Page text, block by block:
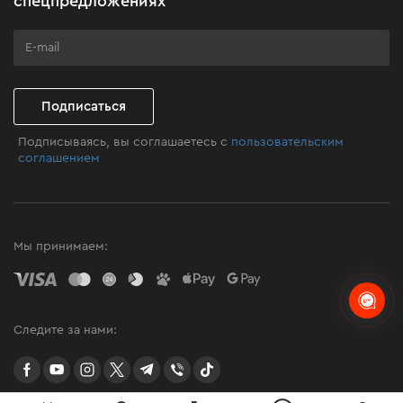
Клуб мастерства
Подписаться
Подписываясь, вы соглашаетесь с пользовательским
соглашением
Мы принимаем:
Следите за нами:
facebookyoutubeinstagramtwittertelegram
Viber TikTok